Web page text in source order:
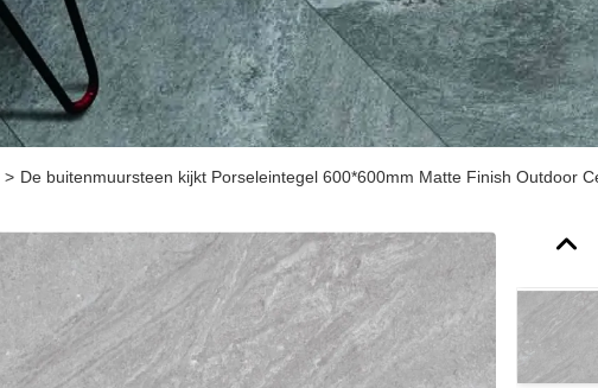
> De buitenmuursteen kijkt Porseleintegel 600*600mm Matte Finish Outdoor